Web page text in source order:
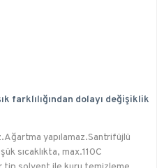
farklılığından dolayı değişiklik
yapılamaz.Santrifüjlü
sıcaklıkta, max.110C